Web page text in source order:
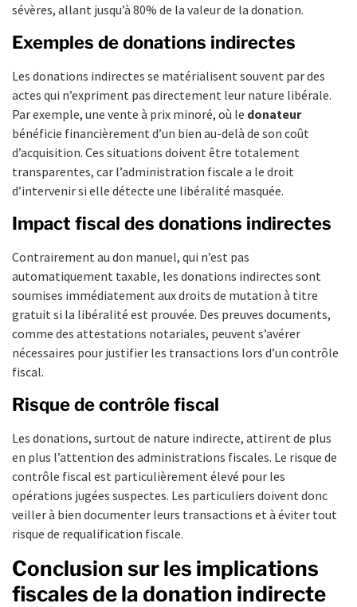
sévères, allant jusqu’à 80% de la valeur de la donation.
Exemples de donations indirectes
Les donations indirectes se matérialisent souvent par des
actes qui n’expriment pas directement leur nature libérale.
Par exemple, une vente à prix minoré, où le donateur
bénéficie financièrement d’un bien au-delà de son coût
d’acquisition. Ces situations doivent être totalement
transparentes, car l’administration fiscale a le droit
d’intervenir si elle détecte une libéralité masquée.
Impact fiscal des donations indirectes
Contrairement au don manuel, qui n’est pas
automatiquement taxable, les donations indirectes sont
soumises immédiatement aux droits de mutation à titre
gratuit si la libéralité est prouvée. Des preuves documents,
comme des attestations notariales, peuvent s’avérer
nécessaires pour justifier les transactions lors d’un contrôle
fiscal.
Risque de contrôle fiscal
Les donations, surtout de nature indirecte, attirent de plus
en plus l’attention des administrations fiscales. Le risque de
contrôle fiscal est particulièrement élevé pour les
opérations jugées suspectes. Les particuliers doivent donc
veiller à bien documenter leurs transactions et à éviter tout
risque de requalification fiscale.
Conclusion sur les implications
fiscales de la donation indirecte